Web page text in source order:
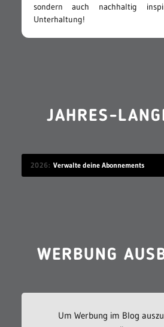
sondern auch nachhaltig
Unterhaltung!
JAHRES-
2026 Verwalte deine Abonnements
WERBUNG
Um Werbung im Blog